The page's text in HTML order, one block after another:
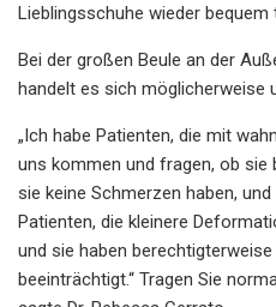
Lieblingsschuhe wieder bequem
Bei der großen Beule an der
handelt es sich möglicherweise
„Ich habe Patienten, die mit
uns kommen und fragen, ob sie
sie keine Schmerzen haben,
Patienten, die kleinere
und sie haben
beeinträchtigt.“ Tragen Sie